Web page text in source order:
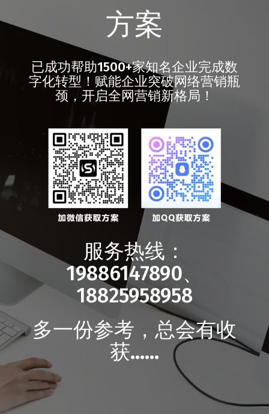
方案
已成功帮助1500+家知名企业完成数
字化转型！赋能企业突破网络营销瓶
颈，开启全网营销新格局！
服务热线：
19886147890、
18825958958
多一份参考，总会有收
获……